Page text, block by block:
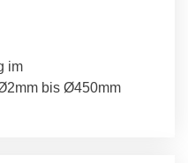
im
bis Ø450mm